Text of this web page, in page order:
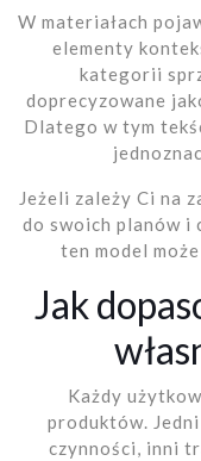
W materiałach
elementy
kategorii
doprecyzowane
Dlatego w tym
Jeżeli zależy Ci na
do swoich planów i
ten model
Jak
Każdy
produktów.
czynności, inni